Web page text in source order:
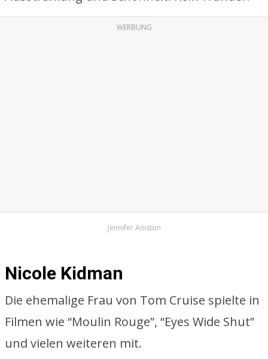
WERBUNG
Jennifer Aniston
Nicole Kidman
Die ehemalige Frau von Tom Cruise spielte in
Filmen wie “Moulin Rouge”, “Eyes Wide Shut”
und vielen weiteren mit.